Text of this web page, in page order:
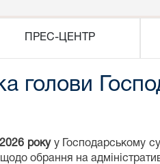
ПРЕС-ЦЕНТР
голови
рокуу Господарському
обрання на